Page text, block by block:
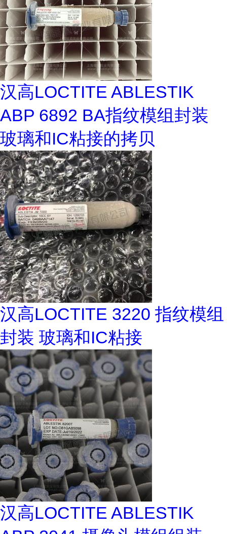
汉高LOCTITE ABLESTIK
ABP 6892 BA指纹模组封装
玻璃和IC粘接的拷贝
汉高LOCTITE 3220 指纹模组
封装 玻璃和IC粘接
汉高LOCTITE ABLESTIK